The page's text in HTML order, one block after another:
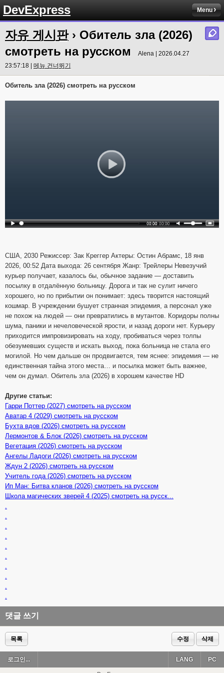
DevExpress Menu
자유 게시판› Обитель зла (2026)
смотреть на русском
Alena | 2026.04.27
23:57:18 | 메뉴 건너뛰기
Обитель зла (2026) смотреть на русском
США, 2030 Режиссер: Зак Креггер Актеры: Остин Абрамс, 18 янв
2026, 00:52 Дата выхода: 26 сентября Жанр: Трейлеры Невезучий
курьер получает, казалось бы, обычное задание — доставить
посылку в отдалённую больницу. Дорога и так не сулит ничего
хорошего, но по прибытии он понимает: здесь творится настоящий
кошмар. В учреждении бушует странная эпидемия, а персонал уже
не похож на людей — они превратились в мутантов. Коридоры полны
шума, паники и нечеловеческой ярости, и назад дороги нет. Курьеру
приходится импровизировать на ходу, пробиваться через толпы
обезумевших существ и искать выход, пока больница не стала его
могилой. Но чем дальше он продвигается, тем яснее: эпидемия — не
единственная тайна этого места… и посылка может быть важнее,
чем он думал. Обитель зла (2026) в хорошем качестве HD
Другие статьи:
Гарри Поттер (2027) смотреть на русском
Аватар 4 (2029) смотреть на русском
Бухта вдов (2026) смотреть на русском
Лермонтов & Блок (2026) смотреть на русском
Вегетация (2026) смотреть на русском
Ангелы Ладоги (2026) смотреть на русском
Ждун 2 (2026) смотреть на русском
Учитель года (2026) смотреть на русском
Ип Ман: Битва кланов (2026) смотреть на русском
Школа магических зверей 4 (2025) смотреть на русск...
.
.
.
.
.
.
.
.
.
.
댓글 쓰기
목록 수정 삭제
로그인... PC
LANG